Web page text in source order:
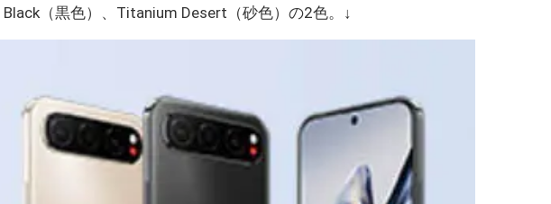
（黒色）、Titanium Desert（砂色）の2色。↓